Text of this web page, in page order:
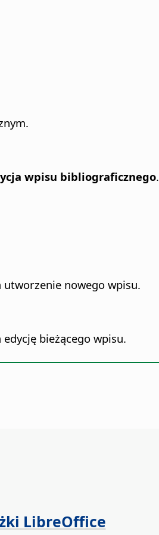
wpisu bibliograficznego.
nowego wpisu.
bieżącego wpisu.
LibreOffice